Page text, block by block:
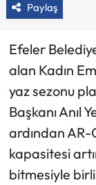
Paylaş
Efeler
alan Kadın
yaz sezonu
Başkanı Anıl
ardından AR-
kapasitesi
bitmesiyle